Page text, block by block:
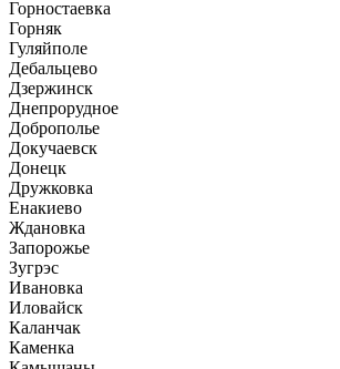
Горностаевка
Горняк
Гуляйполе
Дебальцево
Дзержинск
Днепрорудное
Доброполье
Докучаевск
Донецк
Дружковка
Енакиево
Ждановка
Запорожье
Зугрэс
Ивановка
Иловайск
Каланчак
Каменка